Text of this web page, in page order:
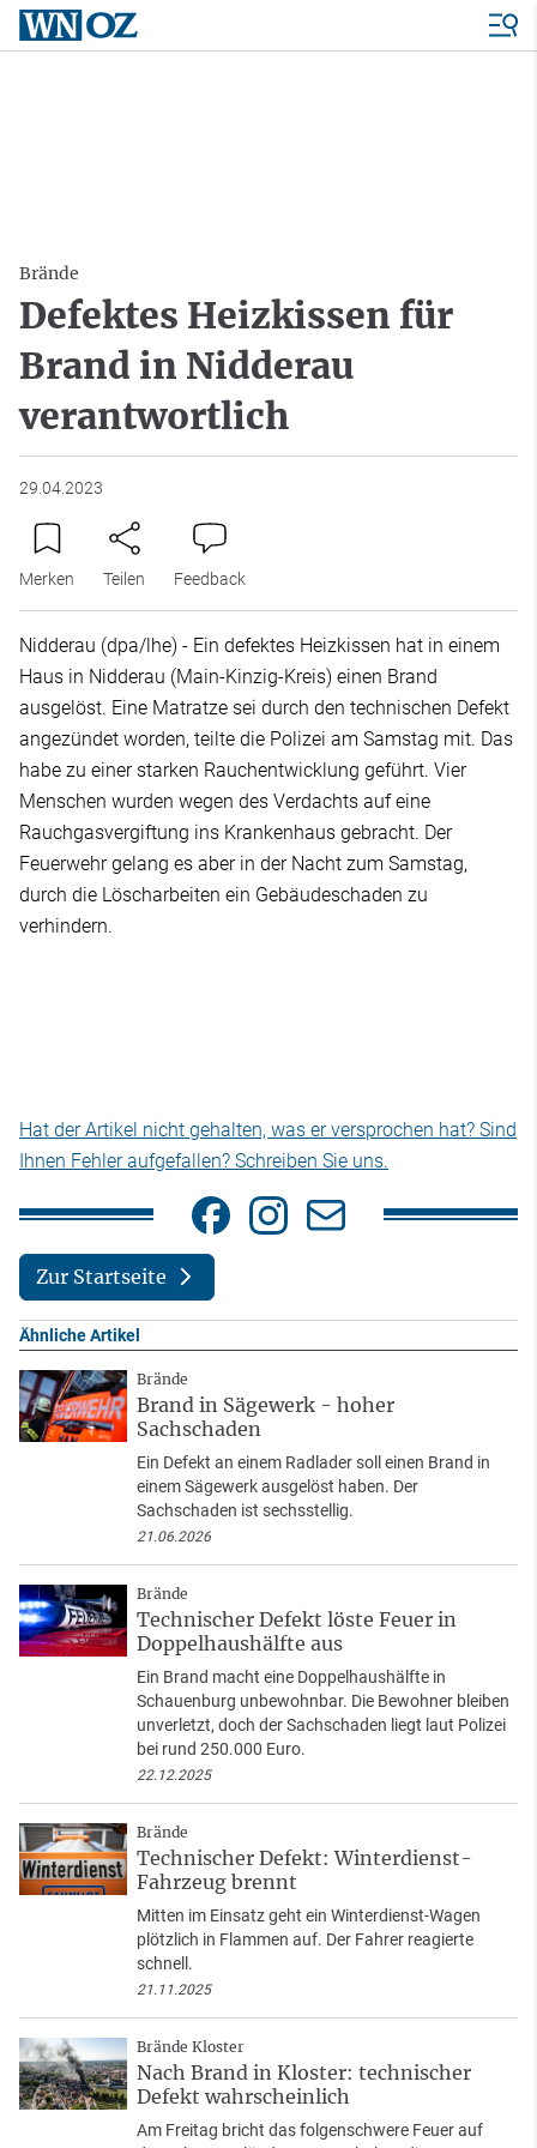
Brände
Defektes Heizkissen für
Brand in Nidderau
verantwortlich
29.04.2023
Merken Teilen Feedback
Nidderau (dpa/lhe) - Ein defektes Heizkissen hat in einem
Haus in Nidderau (Main-Kinzig-Kreis) einen Brand
ausgelöst. Eine Matratze sei durch den technischen Defekt
angezündet worden, teilte die Polizei am Samstag mit. Das
habe zu einer starken Rauchentwicklung geführt. Vier
Menschen wurden wegen des Verdachts auf eine
Rauchgasvergiftung ins Krankenhaus gebracht. Der
Feuerwehr gelang es aber in der Nacht zum Samstag,
durch die Löscharbeiten ein Gebäudeschaden zu
verhindern.
Hat der Artikel nicht gehalten, was er versprochen hat? Sind
Ihnen Fehler aufgefallen? Schreiben Sie uns.
Zur Startseite
Ähnliche Artikel
Brände
Brand in Sägewerk - hoher
Sachschaden
Ein Defekt an einem Radlader soll einen Brand in
einem Sägewerk ausgelöst haben. Der
Sachschaden ist sechsstellig.
21.06.2026
Brände
Technischer Defekt löste Feuer in
Doppelhaushälfte aus
Ein Brand macht eine Doppelhaushälfte in
Schauenburg unbewohnbar. Die Bewohner bleiben
unverletzt, doch der Sachschaden liegt laut Polizei
bei rund 250.000 Euro.
22.12.2025
Brände
Technischer Defekt: Winterdienst-
Fahrzeug brennt
Mitten im Einsatz geht ein Winterdienst-Wagen
plötzlich in Flammen auf. Der Fahrer reagierte
schnell.
21.11.2025
Brände Kloster
Nach Brand in Kloster: technischer
Defekt wahrscheinlich
Am Freitag bricht das folgenschwere Feuer auf